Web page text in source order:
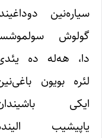
سیاره‌نین دوداغیندا
گولوش سولموشسا
دا، هه‌له ده یئدی
لئره بویون باغی‌نین
ایکی باشیندان
یاپیشیب الینده